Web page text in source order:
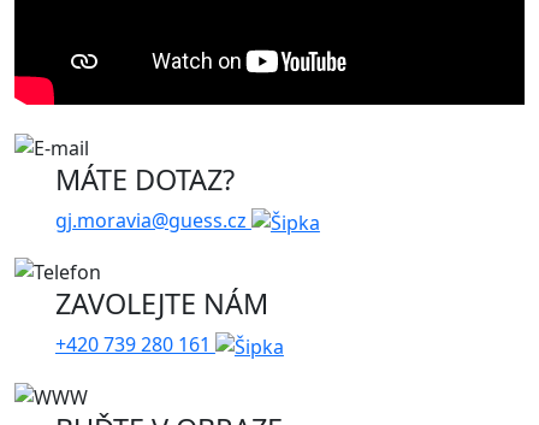
MÁTE DOTAZ?
gj.moravia@guess.cz
ZAVOLEJTE NÁM
+420 739 280 161